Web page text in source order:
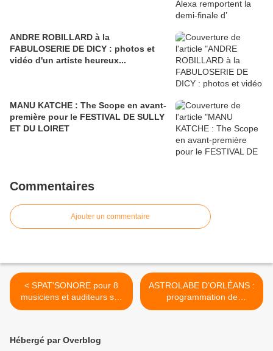
ANDRE ROBILLARD à la
FABULOSERIE DE DICY : photos et
vidéo d'un artiste heureux...
MANU KATCHE : The Scope en avant-
première pour le FESTIVAL DE SULLY
ET DU LOIRET
Commentaires
Ajouter un commentaire
< SPAT'SONORE pour 8
musiciens et auditeurs sur
transats lors des SOIREES
ASTROLABE D’ORLÉANS :
programmation de
septembre à décembre
Hébergé par Overblog